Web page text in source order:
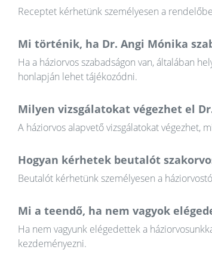
Receptet kérhetünk személyesen a
Mi történik, ha Dr. Angi Mónika
Ha a háziorvos szabadságon van, általában
honlapján lehet tájékozódni.
Milyen vizsgálatokat végezhet el
A háziorvos alapvető vizsgálatokat végezhet,
Hogyan kérhetek beutalót
Beutalót kérhetünk személyesen a
Mi a teendő, ha nem vagyok
Ha nem vagyunk elégedettek a
kezdeményezni.